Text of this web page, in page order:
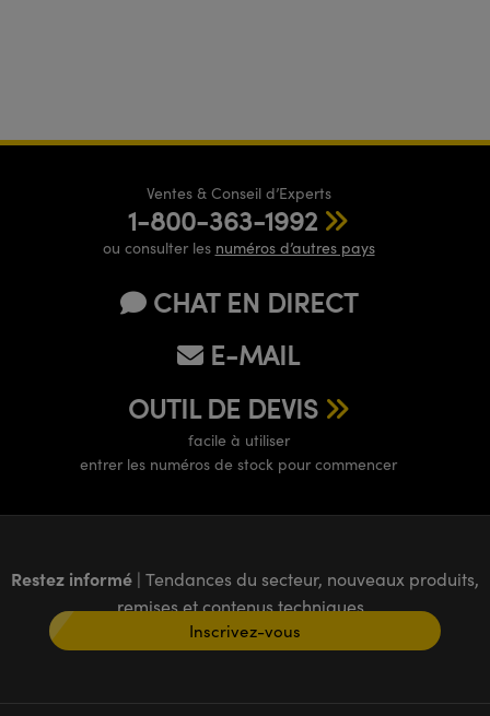
Ventes & Conseil d’Experts
1-800-363-1992
ou consulter les numéros d’autres pays
CHAT EN DIRECT
E-MAIL
OUTIL DE DEVIS
facile à utiliser
entrer les numéros de stock pour commencer
Restez informé | Tendances du secteur, nouveaux produits,
remises et contenus techniques
Inscrivez-vous